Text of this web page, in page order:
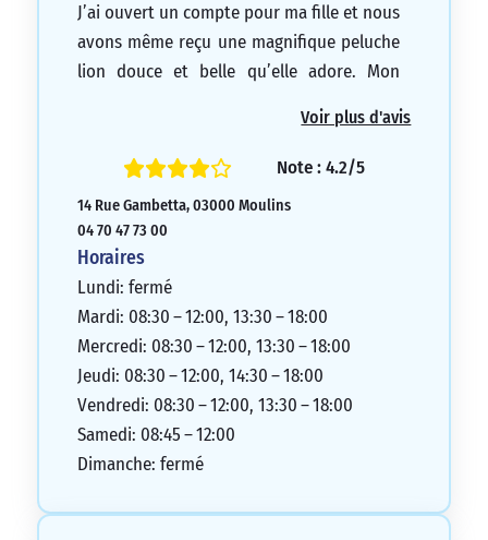
J’ai ouvert un compte pour ma fille et nous
avons même reçu une magnifique peluche
lion douce et belle qu’elle adore. Mon
vivement cette banque. En tant que
sponsor officiel du Tour de France (maillot
au vélo. Je me sens mieux dans mon corps
et dans ma relation, ce qui est très
appréciable. Longue vie à LCL !
Voir plus d'avis
Note : 4.2/5
14 Rue Gambetta, 03000 Moulins
04 70 47 73 00
Horaires
Lundi: fermé
Mardi: 08:30 – 12:00, 13:30 – 18:00
Mercredi: 08:30 – 12:00, 13:30 – 18:00
Jeudi: 08:30 – 12:00, 14:30 – 18:00
Vendredi: 08:30 – 12:00, 13:30 – 18:00
Samedi: 08:45 – 12:00
Dimanche: fermé